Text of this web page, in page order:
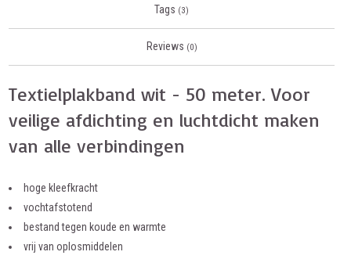
Tags (3)
Reviews (0)
Textielplakband wit - 50 meter. Voor
veilige afdichting en luchtdicht maken
van alle verbindingen
hoge kleefkracht
vochtafstotend
bestand tegen koude en warmte
vrij van oplosmiddelen